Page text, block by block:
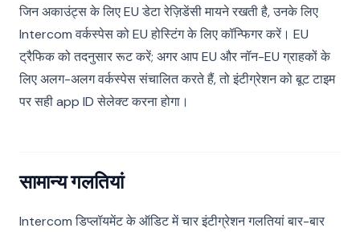
जिन अकाउंट्स के लिए EU डेटा रेज़िडेंसी मायने रखती है, उनके लिए
Intercom वर्कस्पेस को EU होस्टिंग के लिए कॉन्फिगर करें। EU
ट्रैफिक को तदनुसार रूट करें; अगर आप EU और नॉन-EU ग्राहकों के
लिए अलग-अलग वर्कस्पेस संचालित करते हैं, तो इंटीग्रेशन को बूट टाइम
पर सही app ID सेलेक्ट करना होगा।
सामान्य गलतियां
Intercom डिप्लॉयमेंट के ऑडिट में चार इंटीग्रेशन गलतियां बार-बार